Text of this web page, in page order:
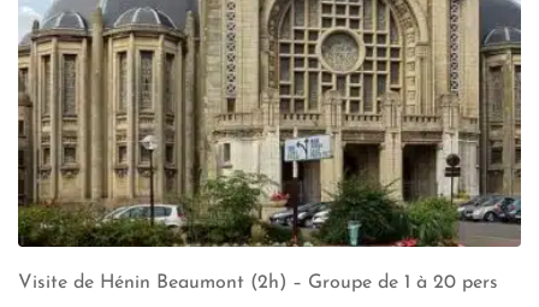
Visite de Hénin Beaumont (2h) – Groupe de 1 à 20 pers